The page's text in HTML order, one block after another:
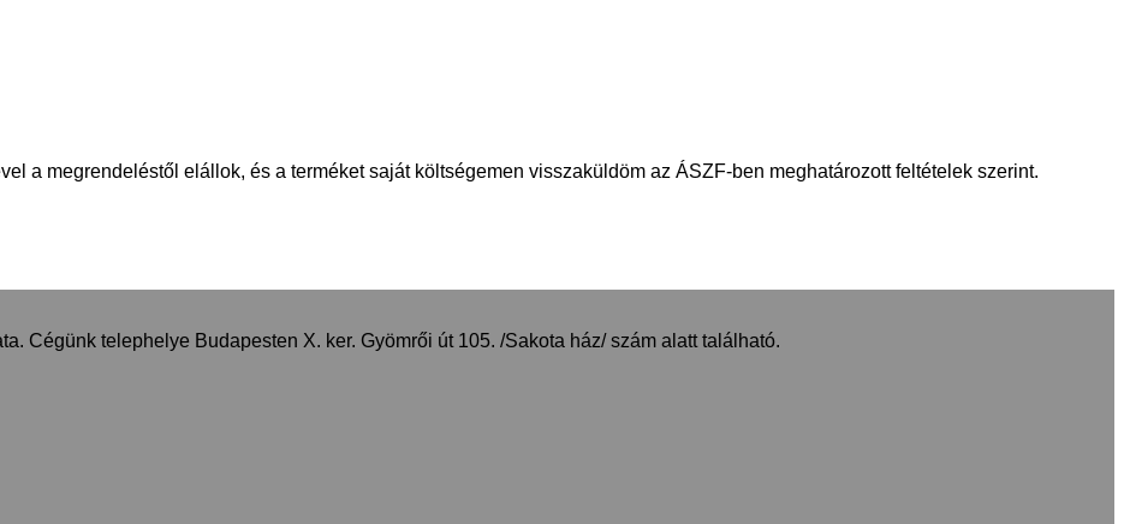
a megrendeléstől elállok, és a terméket saját költségemen visszaküldöm az ÁSZF-ben meghatározott feltételek szerint.
Cégünk telephelye Budapesten X. ker. Gyömrői út 105. /Sakota ház/ szám alatt található.